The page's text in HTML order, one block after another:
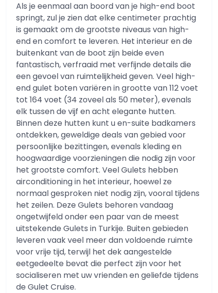
Als je eenmaal aan boord van je high-end boot
springt, zul je zien dat elke centimeter prachtig
is gemaakt om de grootste niveaus van high-
end en comfort te leveren. Het interieur en de
buitenkant van de boot zijn beide even
fantastisch, verfraaid met verfijnde details die
een gevoel van ruimtelijkheid geven. Veel high-
end gulet boten variëren in grootte van 112 voet
tot 164 voet (34 zoveel als 50 meter), evenals
elk tussen de vijf en acht elegante hutten.
Binnen deze hutten kunt u en-suite badkamers
ontdekken, geweldige deals van gebied voor
persoonlijke bezittingen, evenals kleding en
hoogwaardige voorzieningen die nodig zijn voor
het grootste comfort. Veel Gulets hebben
airconditioning in het interieur, hoewel ze
normaal gesproken niet nodig zijn, vooral tijdens
het zeilen. Deze Gulets behoren vandaag
ongetwijfeld onder een paar van de meest
uitstekende Gulets in Turkije. Buiten gebieden
leveren vaak veel meer dan voldoende ruimte
voor vrije tijd, terwijl het dek aangestelde
eetgedeelte bevat die perfect zijn voor het
socialiseren met uw vrienden en geliefde tijdens
de Gulet Cruise.